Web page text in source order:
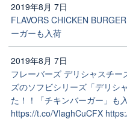
2019年8月 7日
FLAVORS CHICKEN
ーガーも入荷
2019年8月 7日
フレーバーズ デリシャスチ
ズのソフビシリーズ「デリシ
た！！「チキンバーガー」も
https://t.co/VIaghCuCFX